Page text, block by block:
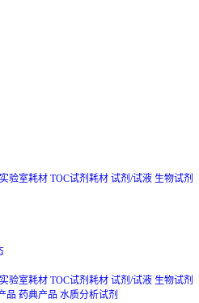
实验室耗材 TOC试剂耗材 试剂/试液 生物试剂
实验室耗材 TOC试剂耗材 试剂/试液 生物试剂
品 药典产品 水质分析试剂